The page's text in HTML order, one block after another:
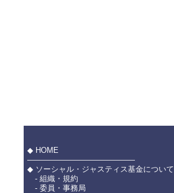
◆ HOME
――――――――――――――
◆ ソーシャル・ジャスティス基金について
- 組織・規約
- 委員・事務局